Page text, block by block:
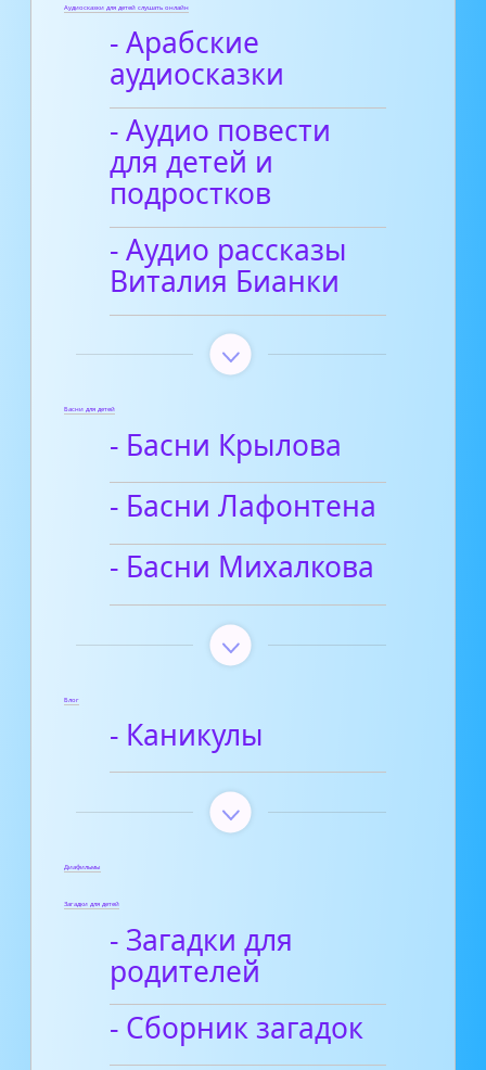
Аудиосказки для детей слушать онлайн
- Арабские
аудиосказки
- Аудио повести
для детей и
подростков
- Аудио рассказы
Виталия Бианки
Басни для детей
- Басни Крылова
- Басни Лафонтена
- Басни Михалкова
Блог
- Каникулы
Диафильмы
Загадки для детей
- Загадки для
родителей
- Сборник загадок